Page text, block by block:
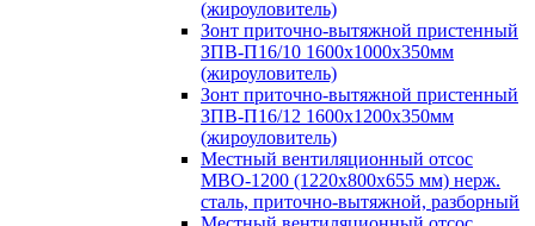
(жироуловитель)
Зонт приточно-вытяжной пристенный
ЗПВ-П16/10 1600х1000х350мм
(жироуловитель)
Зонт приточно-вытяжной пристенный
ЗПВ-П16/12 1600х1200х350мм
(жироуловитель)
Местный вентиляционный отсос
МВО-1200 (1220х800х655 мм) нерж.
сталь, приточно-вытяжной, разборный